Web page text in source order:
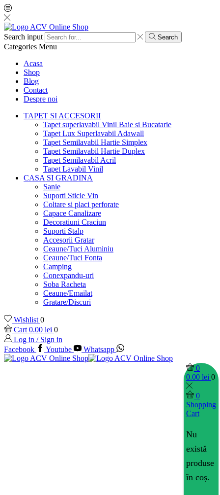
Search input Search
Categories Menu
Acasa
Shop
Blog
Contact
Despre noi
TAPET SI ACCESORII
Tapet superlavabil Vinil Baie si Bucatarie
Tapet Lux Superlavabil Adawall
Tapet Semilavabil Hartie Simplex
Tapet Semilavabil Hartie Duplex
Tapet Semilavabil Acril
Tapet Lavabil Vinil
CASA SI GRADINA
Sanie
Suporti Sticle Vin
Coltare si placi perforate
Capace Canalizare
Decoratiuni Craciun
Suporti Stalp
Accesorii Gratar
Ceaune/Tuci Aluminiu
Ceaune/Tuci Fonta
Camping
Conexpandu-uri
Soba Racheta
Ceaune/Emailat
Gratare/Discuri
Wishlist 0
Cart 0.00 lei 0
Log in / Sign in
Facebook
Youtube Whatsapp
0
0.00 lei 0
0
Shopping
Cart
Nu
există
produse
în coș.